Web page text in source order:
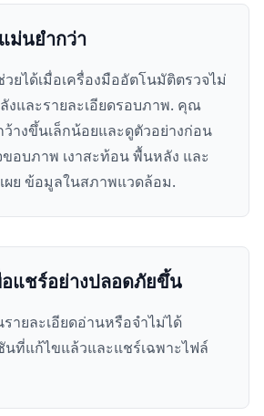
ม่นยำกว่า
ยได้เมื่อเครื่องมืออัตโนมัติตรวจไม่
และรายละเอียดรอบภาพ. คุณ
ว้างขึ้นเล็กน้อยและดูตัวอย่างก่อน
อบภาพ เงาสะท้อน พื้นหลัง และ
ผย ข้อมูลในสภาพแวดล้อม.
แชร์อย่างปลอดภัยขึ้น
ายละเอียดอ่านหรือจำไม่ได้
นที่แก้ไขแล้วและแชร์เฉพาะไฟล์